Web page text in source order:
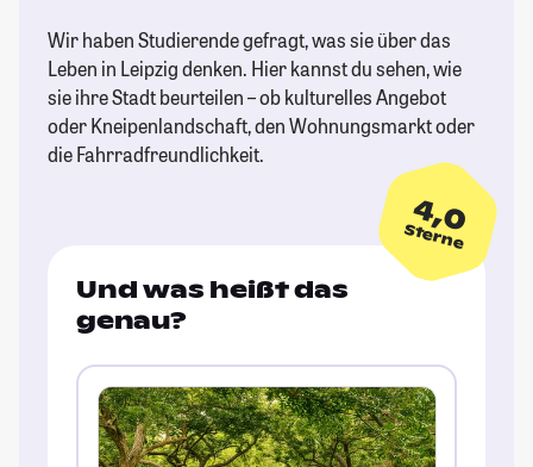
Wir haben Studierende gefragt, was sie über das
Leben in Leipzig denken. Hier kannst du sehen, wie
sie ihre Stadt beurteilen – ob kulturelles Angebot
oder Kneipenlandschaft, den Wohnungsmarkt oder
die Fahrradfreundlichkeit.
4,0
Sterne
Und was heißt das
genau?